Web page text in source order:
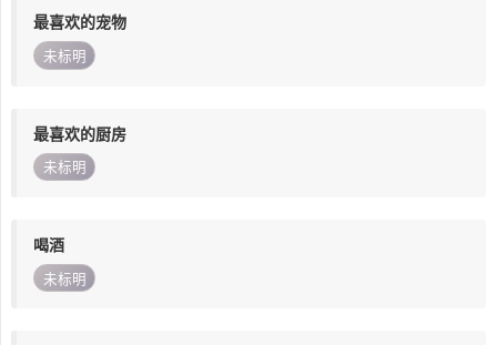
最喜欢的宠物
未标明
最喜欢的厨房
未标明
喝酒
未标明